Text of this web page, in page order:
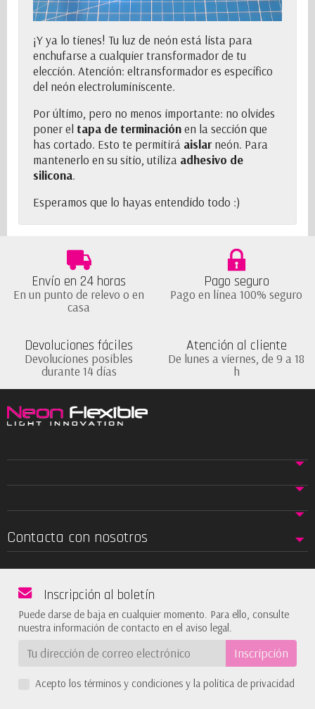
¡Y ya lo tienes! Tu luz de neón está lista para
enchufarse a cualquier transformadorde tu
elección. Atención: eltransformadores específico
del neón electroluminiscente.
Por último, pero no menos importante: no olvides
poner el tapa de terminaciónen la sección que
has cortado. Esto te permitirá aislar neón. Para
mantenerlo en su sitio, utiliza adhesivo de
silicona.
Esperamos que lo hayas entendido todo :)
Envío en 24 horas
En un punto de relevo o en
casa
Pago seguro
Pago en línea 100% seguro
Devoluciones fáciles
Devoluciones posibles
durante 14 días
Atención al cliente
De lunes a viernes, de 9 a 18
h
Contacta con nosotros
Inscripción al boletín
Puede darse de baja en cualquier momento. Para ello, consulte
nuestra información de contacto en el aviso legal.
Acepto los términos y condiciones y la política de privacidad